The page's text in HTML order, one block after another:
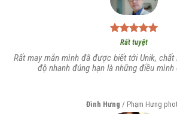
Rất tuyệt
Rất may mắn mình đã được biết tới Unik,
độ nhanh đúng hạn là những điều
Đình Hưng / Phạm Hưng